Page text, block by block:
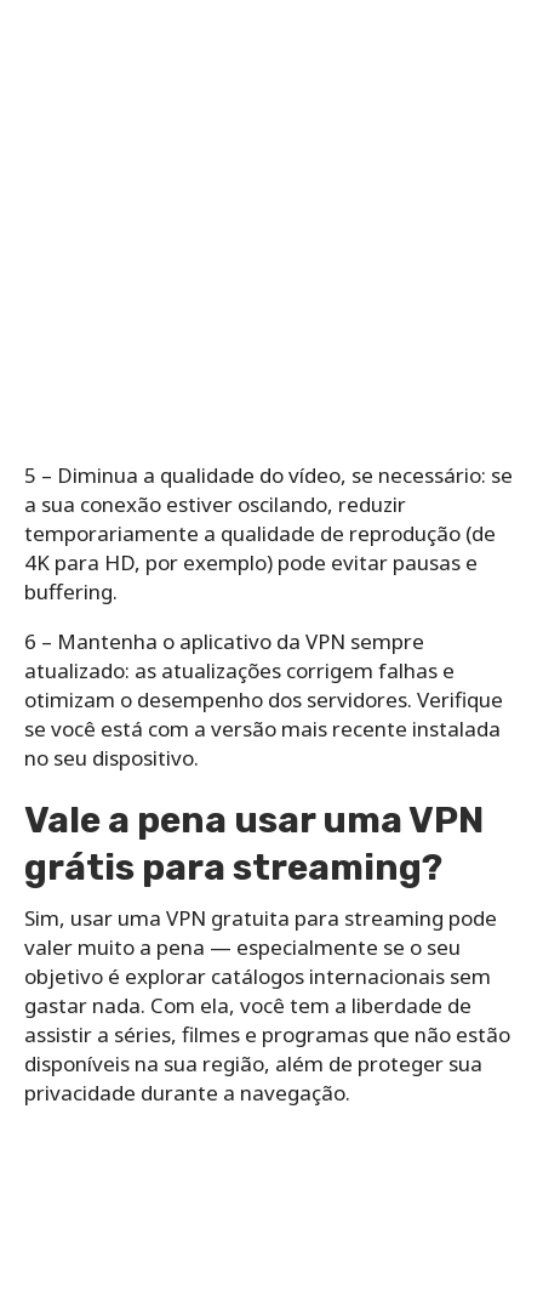
5 – Diminua a qualidade do vídeo, se necessário: se
a sua conexão estiver oscilando, reduzir
temporariamente a qualidade de reprodução (de
4K para HD, por exemplo) pode evitar pausas e
buffering.
6 – Mantenha o aplicativo da VPN sempre
atualizado: as atualizações corrigem falhas e
otimizam o desempenho dos servidores. Verifique
se você está com a versão mais recente instalada
no seu dispositivo.
Vale a pena usar uma VPN
grátis para streaming?
Sim, usar uma VPN gratuita para streaming pode
valer muito a pena — especialmente se o seu
objetivo é explorar catálogos internacionais sem
gastar nada. Com ela, você tem a liberdade de
assistir a séries, filmes e programas que não estão
disponíveis na sua região, além de proteger sua
privacidade durante a navegação.